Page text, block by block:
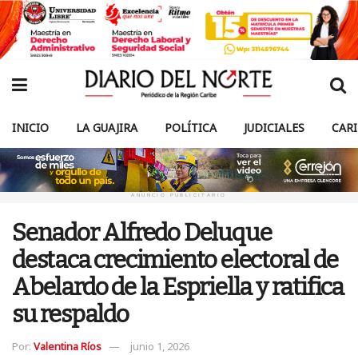
INICIO LA GUAJIRA POLÍTICA JUDICIALES
ANUNCIO PUBLICITARIO
Senador Alfredo Deluque
destaca crecimiento electoral de
Abelardo de la Espriella y ratifica
su respaldo
Por: Valentina Ríos junio 1, 2026